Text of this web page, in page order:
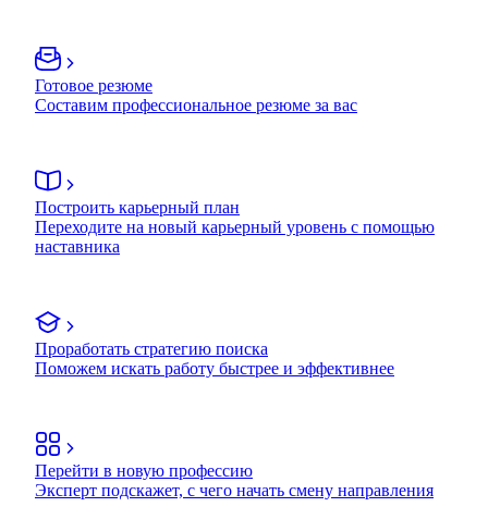
Готовое резюме
Составим профессиональное резюме за вас
Построить карьерный план
Переходите на новый карьерный уровень с помощью
наставника
Проработать стратегию поиска
Поможем искать работу быстрее и эффективнее
Перейти в новую профессию
Эксперт подскажет, с чего начать смену направления